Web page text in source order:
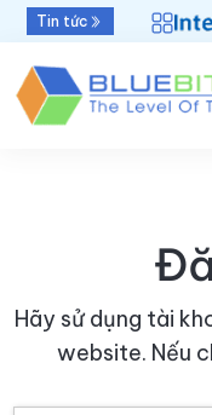
Tin tức
2025”
Hãy sử dụng tài
website. Nếu